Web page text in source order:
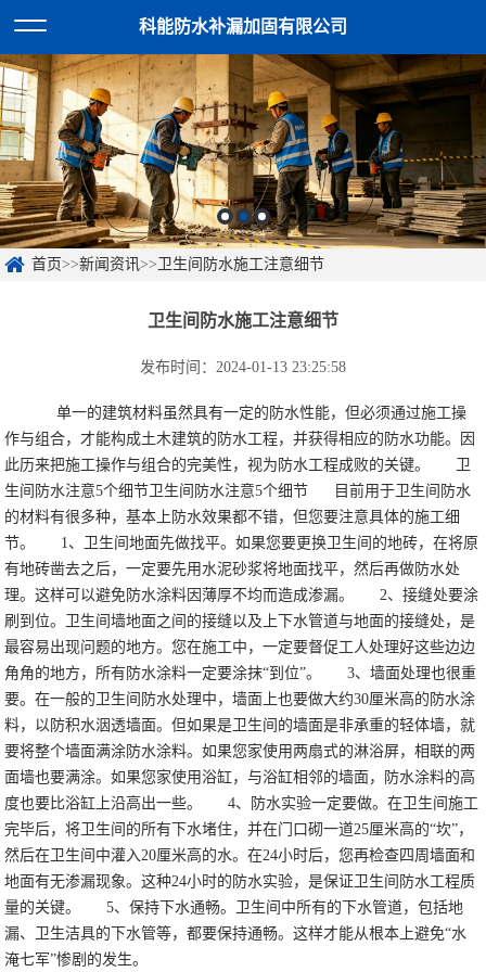
科能防水补漏加固有限公司
首页>>新闻资讯>> 卫生间防水施工注意细节
卫生间防水施工注意细节
发布时间：2024-01-13 23:25:58
单一的建筑材料虽然具有一定的防水性能，但必须通过施工操
作与组合，才能构成土木建筑的防水工程，并获得相应的防水功能。因
此历来把施工操作与组合的完美性，视为防水工程成败的关键。
卫
生间防水注意5个细节卫生间防水注意5个细节
目前用于卫生间防水
的材料有很多种，基本上防水效果都不错，但您要注意具体的施工细
节。
1、卫生间地面先做找平。如果您要更换卫生间的地砖，在将原
有地砖凿去之后，一定要先用水泥砂浆将地面找平，然后再做防水处
理。这样可以避免防水涂料因薄厚不均而造成渗漏。
2、接缝处要涂
刷到位。卫生间墙地面之间的接缝以及上下水管道与地面的接缝处，是
最容易出现问题的地方。您在施工中，一定要督促工人处理好这些边边
角角的地方，所有防水涂料一定要涂抹“到位”。
3、墙面处理也很重
要。在一般的卫生间防水处理中，墙面上也要做大约30厘米高的防水涂
料，以防积水洇透墙面。但如果是卫生间的墙面是非承重的轻体墙，就
要将整个墙面满涂防水涂料。如果您家使用两扇式的淋浴屏，相联的两
面墙也要满涂。如果您家使用浴缸，与浴缸相邻的墙面，防水涂料的高
度也要比浴缸上沿高出一些。
4、防水实验一定要做。在卫生间施工
完毕后，将卫生间的所有下水堵住，并在门口砌一道25厘米高的“坎”，
然后在卫生间中灌入20厘米高的水。在24小时后，您再检查四周墙面和
地面有无渗漏现象。这种24小时的防水实验，是保证卫生间防水工程质
量的关键。
5、保持下水通畅。卫生间中所有的下水管道，包括地
漏、卫生洁具的下水管等，都要保持通畅。这样才能从根本上避免“水
淹七军”惨剧的发生。